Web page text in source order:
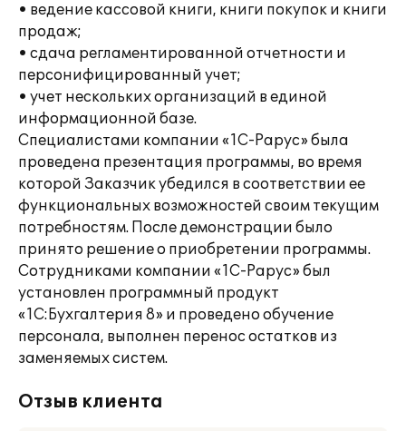
• ведение кассовой книги, книги покупок и книги
продаж;
• сдача регламентированной отчетности и
персонифицированный учет;
• учет нескольких организаций в единой
информационной базе.
Специалистами компании «1С-Рарус» была
проведена презентация программы, во время
которой Заказчик убедился в соответствии ее
функциональных возможностей своим текущим
потребностям. После демонстрации было
принято решение о приобретении программы.
Сотрудниками компании «1С-Рарус» был
установлен программный продукт
«1С:Бухгалтерия 8» и проведено обучение
персонала, выполнен перенос остатков из
заменяемых систем.
Отзыв клиента